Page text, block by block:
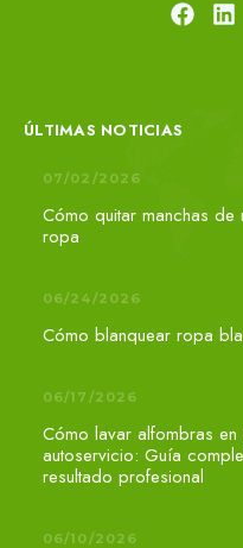
ÚLTIMAS NOTICIAS
07/02/2026
Cómo quitar manchas de
ropa
06/24/2026
Cómo blanquear ropa
06/17/2026
Cómo lavar alfombras en
autoservicio: Guía
resultado profesional
06/10/2026